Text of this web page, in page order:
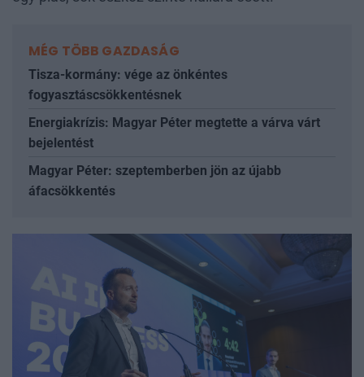
MÉG TÖBB GAZDASÁG
Tisza-kormány: vége az önkéntes
fogyasztáscsökkentésnek
Energiakrízis: Magyar Péter megtette a várva várt
bejelentést
Magyar Péter: szeptemberben jön az újabb
áfacsökkentés